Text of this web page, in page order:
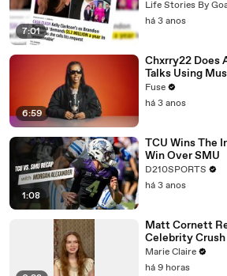
7:01
Divorce Battle
Life Stories By
há 3 anos
6:59
Chxrry22 Does
Talks Using
with The Weeknd
Fuse
há 3 anos
1:08
TCU Wins The
Win Over SMU
D210SPORTS
há 3 anos
Matt Cornett
Celebrity
Marie Claire
há 9 horas